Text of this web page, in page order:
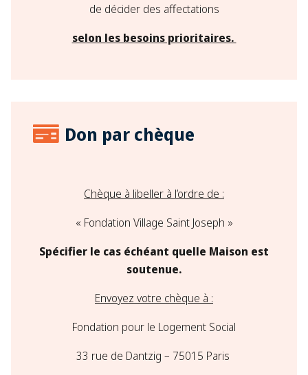
de décider des affectations
selon les besoins prioritaires. ​
Don par chèque
Chèque à libeller à l’ordre de :
« Fondation Village Saint Joseph »
Spécifier le cas échéant quelle Maison est
soutenue.​
Envoyez votre chèque à :
Fondation pour le Logement Social
33 rue de Dantzig – 75015 Paris ​